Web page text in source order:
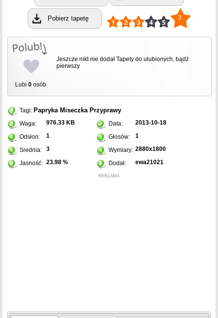
Pobierz tapetę 3
Lubi 0 osób
Jeszcze nikt nie dodał Tapety do ulubionych, bądź
pierwszy
Tagi: Papryka Miseczka Przyprawy
Waga: 976.33 KB Data: 2013-10-18
Odsłon: 1 Głosów: 1
Srednia: 3 Wymiary: 2880x1800
Jasność: 23.98 % Dodał: ewa21021
REKLAMA